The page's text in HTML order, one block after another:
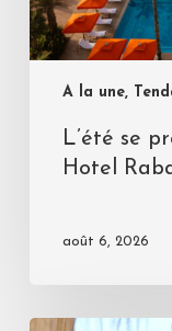
A la une,
L’été se
Hotel
août 6, 2026